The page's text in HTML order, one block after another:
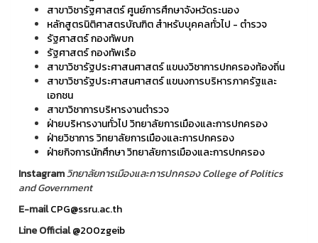
สาขาวิชารัฐศาสตร์ ศูนย์การศึกษาจังหวัดระนอง
หลักสูตรนิติศาสตรบัณฑิต สำหรับบุคคลทั่วไป - ตำรวจ
รัฐศาสตร์ กองทัพบก
รัฐศาสตร์ กองทัพเรือ
สาขาวิชารัฐประศาสนศาสตร์ แขนงวิชาการปกครองท้องถิ่น
สาขาวิชารัฐประศาสนศาสตร์ แขนงการบริหารภาครัฐและ
เอกชน
สาขาวิชาการบริหารงานตำรวจ
ฝ่ายบริหารงานทั่วไป วิทยาลัยการเมืองและการปกครอง
ฝ่ายวิชาการ วิทยาลัยการเมืองและการปกครอง
ฝ่ายกิจการนักศึกษา วิทยาลัยการเมืองและการปกครอง
Instagramวิทยาลัยการเมืองและการปกครอง College of Politics
and Government
E-mailCPG@ssru.ac.th
Line Official@200zgeib